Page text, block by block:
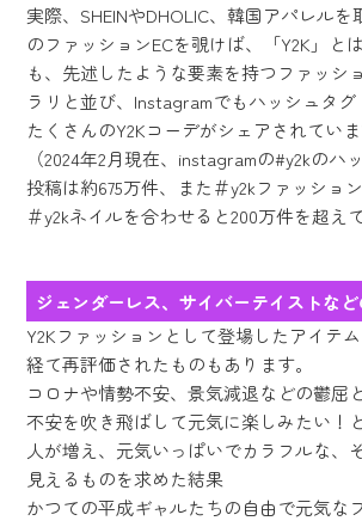
実際、SHEINやDHOLIC、韓国アパレルを
のファッションECを覗けば、「Y2K」と
も、先述したような要素を持つファッシ
ラリと並び、Instagramでもハッシュタグ
たくさんのY2Kコーデがシェアされていま
（2024年2月現在、instagramの#y2kのハ
投稿は約675万件、また＃y2kファッショ
＃y2kネイルを合わせると200万件を超え
ジェンダーレス、サイバーテイストな
Y2Kファッションとして登場したアイテ
経て再評価されたものもあります。
コロナや情勢不安、景気減退などの鬱屈
不安を吹き飛ばして元気に楽しみたい！
人が増え、元気いっぱいでカラフルな、
見えるものを求めた結果
かつての平成ギャルたちの自由で元気な